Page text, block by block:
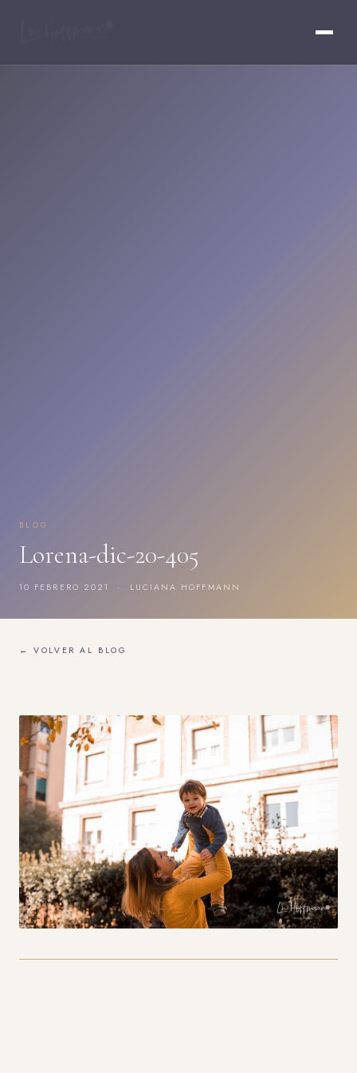
BLOG
Lorena-dic-20-405
10 FEBRERO 2021 · LUCIANA HOFFMANN
← VOLVER AL BLOG